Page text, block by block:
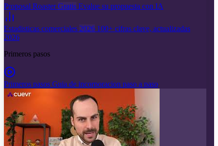
Proposal RoasterGratis Evalue su propuesta con IA
Estadisticas comerciales 2026 100+ cifras clave, actualizadas
2026
Primeros pasos
Primeros pasos Guia de incorporacion paso a paso